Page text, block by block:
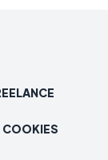
COOKIES